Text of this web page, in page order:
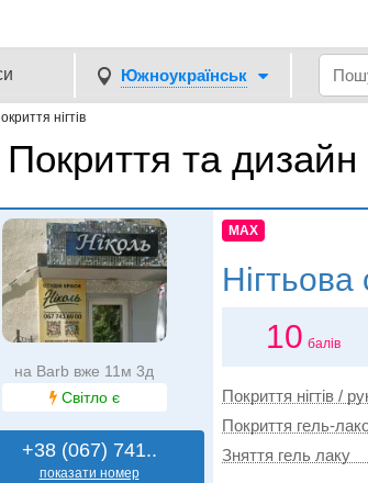
Южноукраїнськ
нігтів
Покриття та дизайн
на Barb вже 11м 3д
Світло є
+38 (067) 741..
показати номер
MAX
Нігтьова
10 балів
Покриття нігтів /
Покриття гель-
Зняття гель лаку